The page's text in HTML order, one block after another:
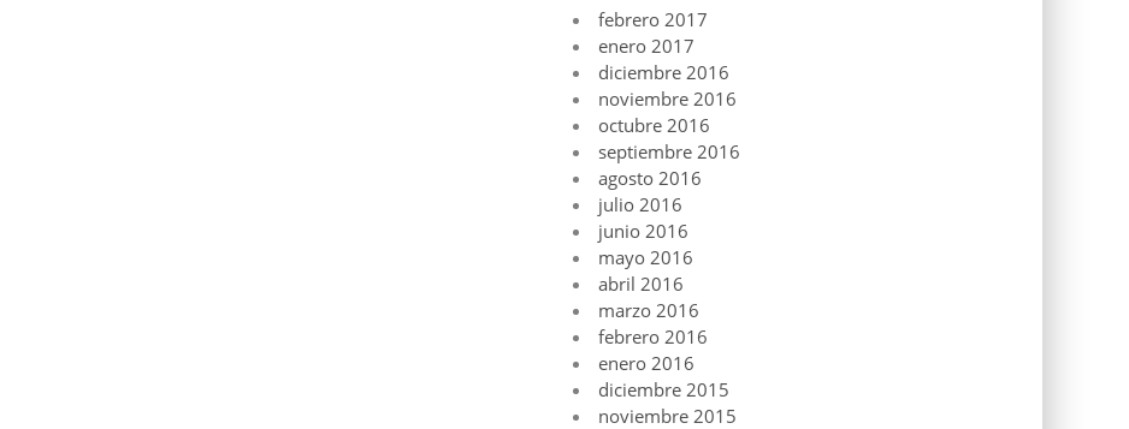
febrero 2017
enero 2017
diciembre 2016
noviembre 2016
octubre 2016
septiembre 2016
agosto 2016
julio 2016
junio 2016
mayo 2016
abril 2016
marzo 2016
febrero 2016
enero 2016
diciembre 2015
noviembre 2015